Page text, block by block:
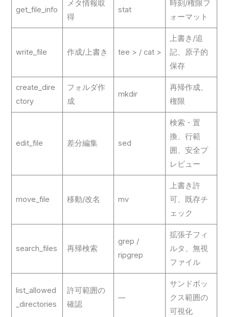
get_file_info
メタ情報取
得
stat
時刻/権限フ
ォーマット
write_file 作成/上書き tee > / cat >
上書き/追
記、原子的
保存
create_dire
ctory
フォルダ作
成
mkdir
再帰作成、
権限
edit_file 差分編集 sed
検索・置
換、行範
囲、安全プ
レビュー
move_file 移動/改名 mv
上書き許
可、既存チ
ェック
search_files 再帰検索
grep /
ripgrep
拡張子フィ
ルタ、無視
ファイル
list_allowed
_directories
許可範囲の
確認
—
サンドボッ
クス範囲の
可視化